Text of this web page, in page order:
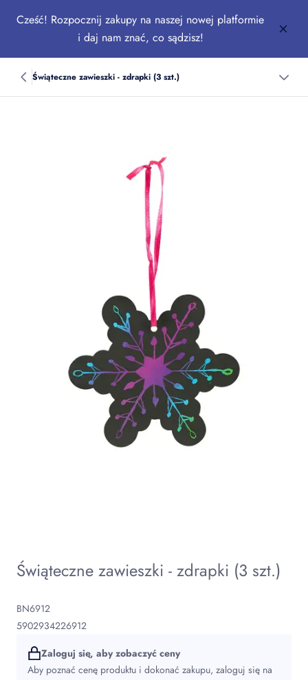
Cześć! Rozpocznij zakupy na naszej nowej platformie
i daj nam znać, co sądzisz!
Świąteczne zawieszki - zdrapki (3 szt.)
Świąteczne zawieszki - zdrapki (3 szt.)
BN6912
5902934226912
Zaloguj się, aby zobaczyć ceny
Aby poznać cenę produktu i dokonać zakupu, zaloguj się na